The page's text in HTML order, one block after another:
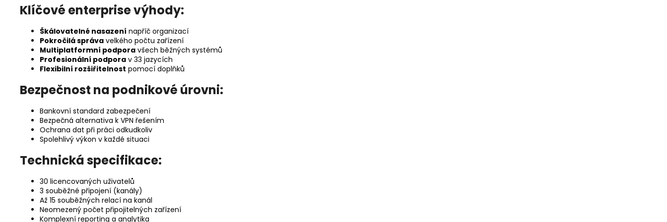
Klíčové enterprise výhody:
Škálovatelné nasazení napříč organizací
Pokročilá správa velkého počtu zařízení
Multiplatformní podpora všech běžných systémů
Profesionální podpora v 33 jazycích
Flexibilní rozšiřitelnost pomocí doplňků
Bezpečnost na podnikové úrovni:
Bankovní standard zabezpečení
Bezpečná alternativa k VPN řešením
Ochrana dat při práci odkudkoliv
Spolehlivý výkon v každé situaci
Technická specifikace:
30 licencovaných uživatelů
3 souběžné připojení (kanály)
Až 15 souběžných relací na kanál
Neomezený počet připojitelných zařízení
Komplexní reporting a analytika